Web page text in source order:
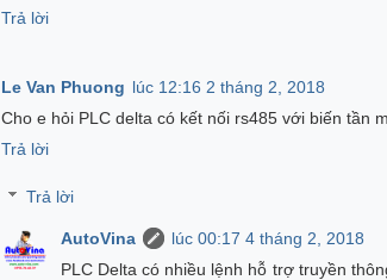
Trả lời
Le Van Phuong
lúc 12:16 2 tháng 2, 2018
Cho e hỏi PLC delta có kết nối rs485 với biến tần
Trả lời
Trả lời
AutoVina
lúc 00:17 4 tháng 2, 2018
PLC Delta có nhiều lệnh hỗ trợ truyền